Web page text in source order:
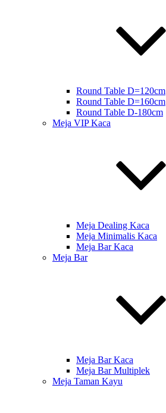
Round Table D=120cm
Round Table D=160cm
Round Table D-180cm
Meja VIP Kaca
Meja Dealing Kaca
Meja Minimalis Kaca
Meja Bar Kaca
Meja Bar
Meja Bar Kaca
Meja Bar Multiplek
Meja Taman Kayu